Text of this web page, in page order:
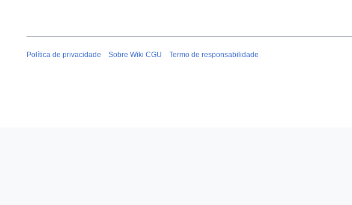
Política de privacidade Sobre Wiki CGU Termo de responsabilidade